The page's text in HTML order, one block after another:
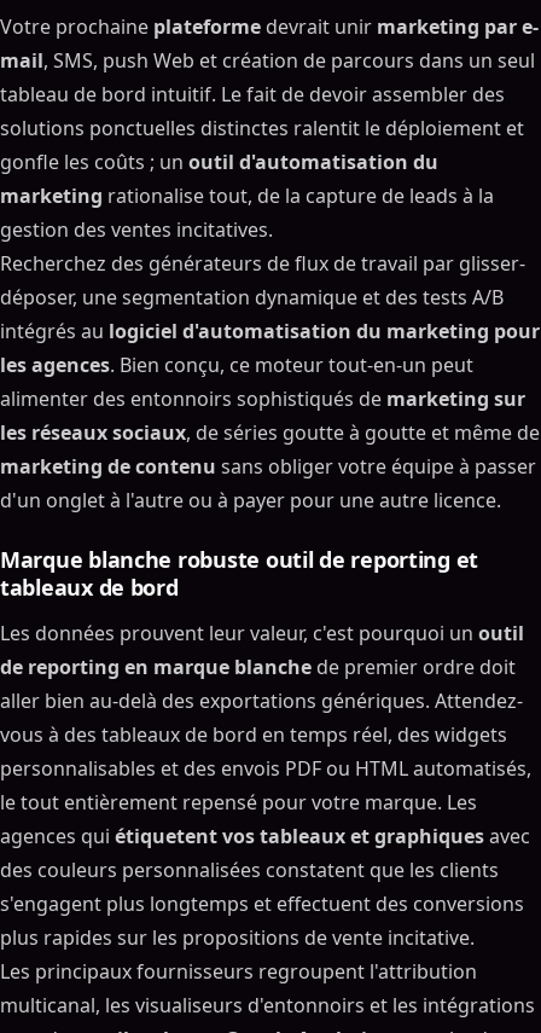
Votre prochaine plateforme devrait unir marketing par e-
mail, SMS, push Web et création de parcours dans un seul
tableau de bord intuitif. Le fait de devoir assembler des
solutions ponctuelles distinctes ralentit le déploiement et
gonfle les coûts ; un outil d'automatisation du
marketing rationalise tout, de la capture de leads à la
gestion des ventes incitatives.
Recherchez des générateurs de flux de travail par glisser-
déposer, une segmentation dynamique et des tests A/B
intégrés au logiciel d'automatisation du marketing pour
les agences. Bien conçu, ce moteur tout-en-un peut
alimenter des entonnoirs sophistiqués de marketing sur
les réseaux sociaux, de séries goutte à goutte et même de
marketing de contenu sans obliger votre équipe à passer
d'un onglet à l'autre ou à payer pour une autre licence.
Marque blanche robuste outil de reporting et
tableaux de bord
Les données prouvent leur valeur, c'est pourquoi un outil
de reporting en marque blanche de premier ordre doit
aller bien au-delà des exportations génériques. Attendez-
vous à des tableaux de bord en temps réel, des widgets
personnalisables et des envois PDF ou HTML automatisés,
le tout entièrement repensé pour votre marque. Les
agences qui étiquetent vos tableaux et graphiquesavec
des couleurs personnalisées constatent que les clients
s'engagent plus longtemps et effectuent des conversions
plus rapides sur les propositions de vente incitative.
Les principaux fournisseurs regroupent l'attribution
multicanal, les visualiseurs d'entonnoirs et les intégrations